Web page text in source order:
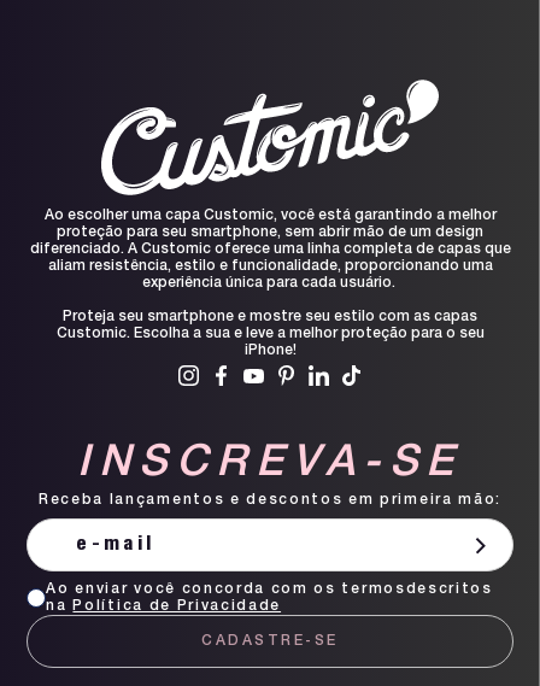
Ao escolher uma capa Customic, você está garantindo a melhor
proteção para seu smartphone, sem abrir mão de um design
diferenciado. A Customic oferece uma linha completa de capas que
aliam resistência, estilo e funcionalidade, proporcionando uma
experiência única para cada usuário.
Proteja seu smartphone e mostre seu estilo com as capas
Customic. Escolha a sua e leve a melhor proteção para o seu
iPhone!
INSCREVA-SE
Receba lançamentos e descontos em primeira mão:
CADASTRE-SE
Ao enviar você concorda com os termosdescritos
na
Política de Privacidade